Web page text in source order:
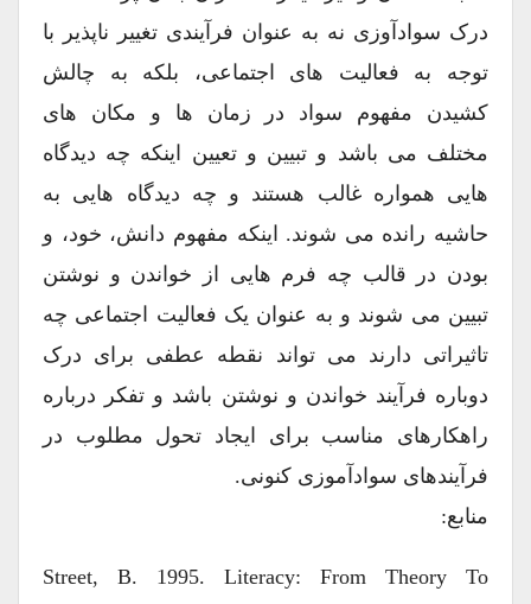
درک سوادآوزی نه به عنوان فرآیندی تغییر ناپذیر با
توجه به فعالیت های اجتماعی، بلکه به چالش
کشیدن مفهوم سواد در زمان ها و مکان های
مختلف می باشد و تبیین و تعیین اینکه چه دیدگاه
هایی همواره غالب هستند و چه دیدگاه هایی به
حاشیه رانده می شوند. اینکه مفهوم دانش، خود، و
بودن در قالب چه فرم هایی از خواندن و نوشتن
تبیین می شوند و به عنوان یک فعالیت اجتماعی چه
تاثیراتی دارند می تواند نقطه عطفی برای درک
دوباره فرآیند خواندن و نوشتن باشد و تفکر درباره
راهکارهای مناسب برای ایجاد تحول مطلوب در
فرآیندهای سوادآموزی کنونی.
منابع:
Street, B. 1995. Literacy: From Theory To